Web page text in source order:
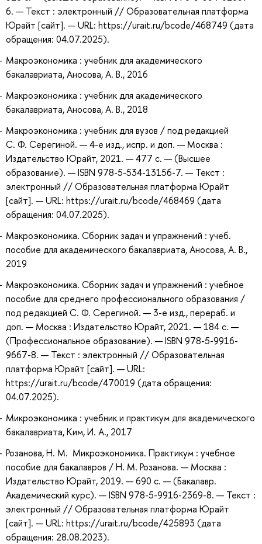
6. — Текст : электронный // Образовательная платформа
Юрайт [сайт]. — URL: https://urait.ru/bcode/468749 (дата
обращения: 04.07.2025).
Макроэкономика : учебник для академического
бакалавриата, Аносова, А. В., 2016
Макроэкономика : учебник для академического
бакалавриата, Аносова, А. В., 2018
Макроэкономика : учебник для вузов / под редакцией
С. Ф. Серегиной. — 4-е изд., испр. и доп. — Москва :
Издательство Юрайт, 2021. — 477 с. — (Высшее
образование). — ISBN 978-5-534-13156-7. — Текст :
электронный // Образовательная платформа Юрайт
[сайт]. — URL: https://urait.ru/bcode/468469 (дата
обращения: 04.07.2025).
Макроэкономика. Сборник задач и упражнений : учеб.
пособие для академического бакалавриата, Аносова, А. В.,
2019
Макроэкономика. Сборник задач и упражнений : учебное
пособие для среднего профессионального образования /
под редакцией С. Ф. Серегиной. — 3-е изд., перераб. и
доп. — Москва : Издательство Юрайт, 2021. — 184 с. —
(Профессиональное образование). — ISBN 978-5-9916-
9667-8. — Текст : электронный // Образовательная
платформа Юрайт [сайт]. — URL:
https://urait.ru/bcode/470019 (дата обращения:
04.07.2025).
Микроэкономика : учебник и практикум для академического
бакалавриата, Ким, И. А., 2017
Розанова, Н. М. Микроэкономика. Практикум : учебное
пособие для бакалавров / Н. М. Розанова. — Москва :
Издательство Юрайт, 2019. — 690 с. — (Бакалавр.
Академический курс). — ISBN 978-5-9916-2369-8. — Текст :
электронный // Образовательная платформа Юрайт
[сайт]. — URL: https://urait.ru/bcode/425893 (дата
обращения: 28.08.2023).